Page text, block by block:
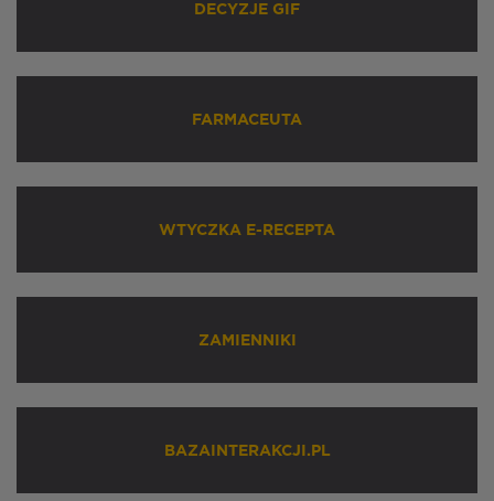
DECYZJE GIF
FARMACEUTA
WTYCZKA E-RECEPTA
ZAMIENNIKI
BAZAINTERAKCJI.PL